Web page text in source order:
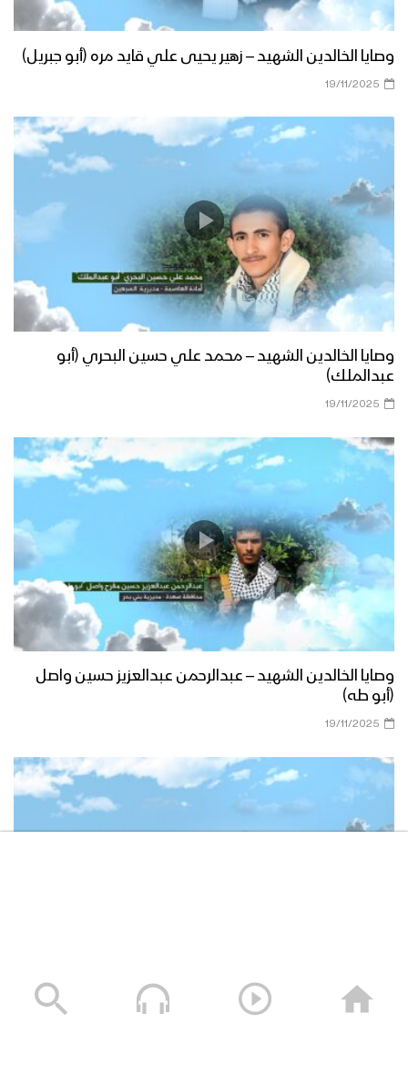
وصايا الخالدين الشهيد – زهير يحيى علي قايد مره (أبو جبريل)
19/11/2025
وصايا الخالدين الشهيد – محمد علي حسين البحري (أبو
عبدالملك)
19/11/2025
وصايا الخالدين الشهيد – عبدالرحمن عبدالعزيز حسين واصل
(أبو طه)
19/11/2025
وصايا الخالدين الشهيد – صالح عبدالله صالح جوين (أبو خليل)